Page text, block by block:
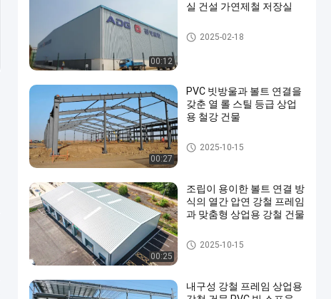
00:12
실 건설 가연제철 저장실
철강 구조물 창고
2025-02-18
00:27
PVC 빗방울과 볼트 연결을
갖춘 열 롤 스틸 등급 상업
용 철강 건물
상업용 철강 건물
2025-10-15
00:25
조립이 용이한 볼트 연결 방
식의 열간 압연 강철 프레임
과 맞춤형 상업용 강철 건물
상업용 철강 건물
2025-10-15
내구성 강철 프레임 상업용